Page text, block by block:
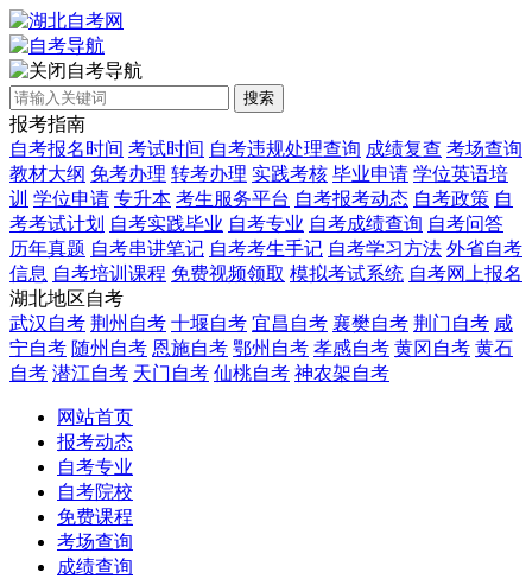
自考导航
搜索
报考指南
自考报名时间 考试时间 自考违规处理查询 成绩复查 考场查询
教材大纲 免考办理 转考办理 实践考核 毕业申请 学位英语培
训 学位申请 专升本 考生服务平台 自考报考动态 自考政策 自
考考试计划 自考实践毕业 自考专业 自考成绩查询 自考问答
历年真题 自考串讲笔记 自考考生手记 自考学习方法 外省自考
信息 自考培训课程 免费视频领取 模拟考试系统 自考网上报名
湖北地区自考
武汉自考 荆州自考 十堰自考 宜昌自考 襄樊自考 荆门自考 咸
宁自考 随州自考 恩施自考 鄂州自考 孝感自考 黄冈自考 黄石
自考 潜江自考 天门自考 仙桃自考 神农架自考
网站首页
报考动态
自考专业
自考院校
免费课程
考场查询
成绩查询